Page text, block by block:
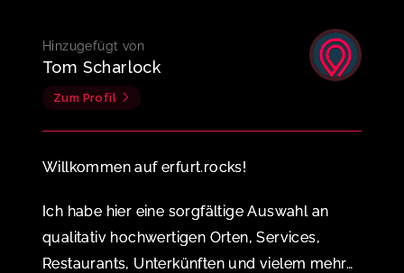
Hinzugefügt von
Tom Scharlock
Zum Profil
Willkommen auf erfurt.rocks!
Ich habe hier eine sorgfältige Auswahl an
qualitativ hochwertigen Orten, Services,
Restaurants, Unterkünften und vielem mehr